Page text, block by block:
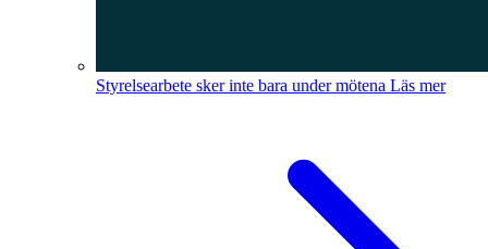
Styrelsearbete sker inte bara under mötena Läs mer